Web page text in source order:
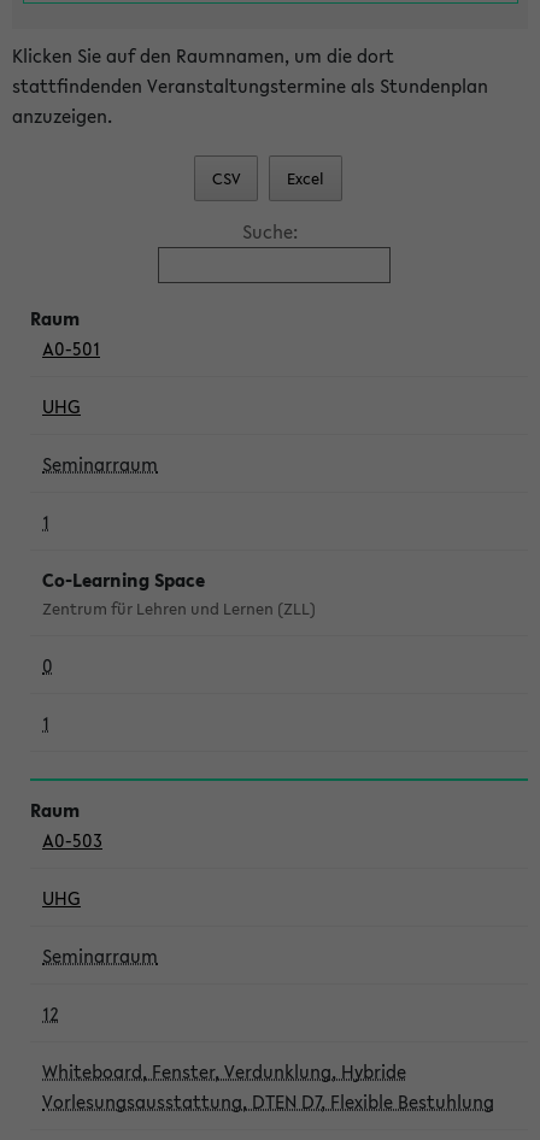
Klicken Sie auf den Raumnamen, um die dort
stattfindenden Veranstaltungstermine als Stundenplan
anzuzeigen.
CSV Excel
Suche:
A0-501
UHG
Seminarraum
1
Co-Learning Space
Zentrum für Lehren und Lernen (ZLL)
0
1
A0-503
UHG
Seminarraum
12
Whiteboard, Fenster, Verdunklung, Hybride
Vorlesungsausstattung, DTEN D7, Flexible Bestuhlung